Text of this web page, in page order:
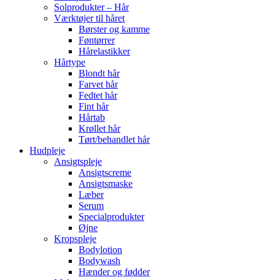
Solprodukter – Hår
Værktøjer til håret
Børster og kamme
Føntørrer
Hårelastikker
Hårtype
Blondt hår
Farvet hår
Fedtet hår
Fint hår
Hårtab
Krøllet hår
Tørt/behandlet hår
Hudpleje
Ansigtspleje
Ansigtscreme
Ansigtsmaske
Læber
Serum
Specialprodukter
Øjne
Kropspleje
Bodylotion
Bodywash
Hænder og fødder